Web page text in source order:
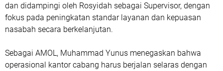
dan didampingi oleh Rosyidah sebagai Supervisor, dengan
fokus pada peningkatan standar layanan dan kepuasan
nasabah secara berkelanjutan.
Sebagai AMOL, Muhammad Yunus menegaskan bahwa
operasional kantor cabang harus berjalan selaras dengan